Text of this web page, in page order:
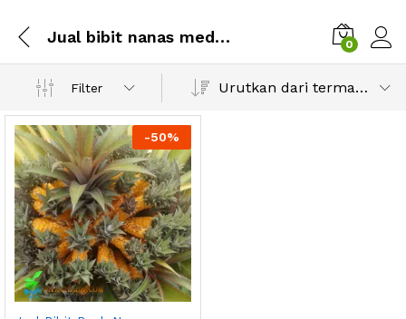
Jual bibit nanas medusa berbuah 0
Filter Urutkan dari termahal
-50%